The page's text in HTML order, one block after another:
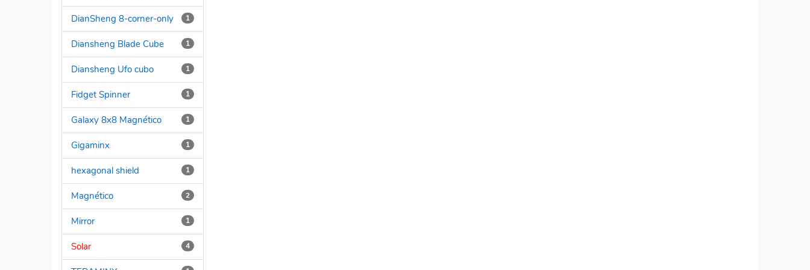
1
DianSheng 8-corner-only
1
Diansheng Blade Cube
1
Diansheng Ufo cubo
1
Fidget Spinner
1
Galaxy 8x8 Magnético
1
Gigaminx
1
hexagonal shield
2
Magnético
1
Mirror
4
Solar